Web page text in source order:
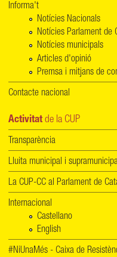
Informa't
Notícies Nacionals
Notícies Parlament de
Notícies municipals
Articles d'opinió
Premsa i mitjans de
Contacte nacional
Activitat de la CUP
Transparència
Lluita municipal i
La CUP-CC al Parlament de
Internacional
Castellano
English
#NiUnaMés - Caixa de